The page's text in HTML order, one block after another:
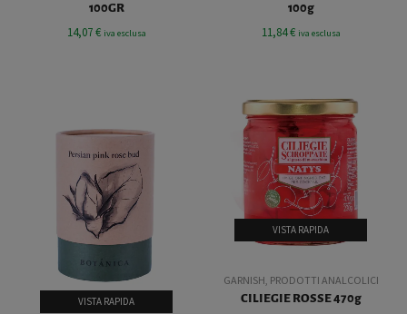
100GR
14,07€ iva esclusa
100g
11,84€ iva esclusa
VISTA RAPIDA
VISTA RAPIDA
GARNISH, PRODOTTI ANALCOLICI
CILIEGIE ROSSE 470g